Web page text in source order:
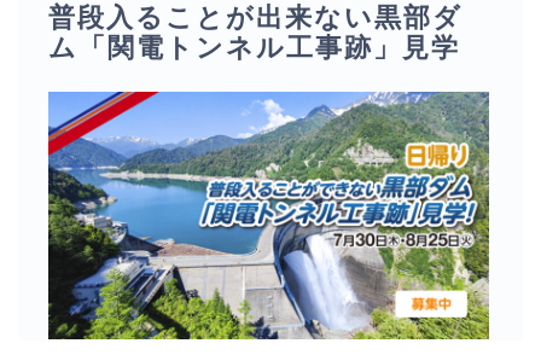
普段入ることが出来ない黒部ダ
ム「関電トンネル工事跡」見学